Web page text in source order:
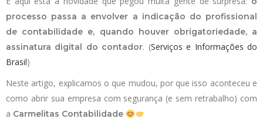
processo passa a envolver a indicação do profissional
de contabilidade e, quando houver obrigatoriedade, a
assinatura digital do contador. (Serviços e Informações do
Brasil)
Neste artigo, explicamos o que mudou, por que isso aconteceu e
como abrir sua empresa com segurança (e sem retrabalho) com
a Carmelitas Contabilidade